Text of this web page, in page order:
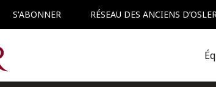
S'ABONNER RÉSEAU DES ANCIENS